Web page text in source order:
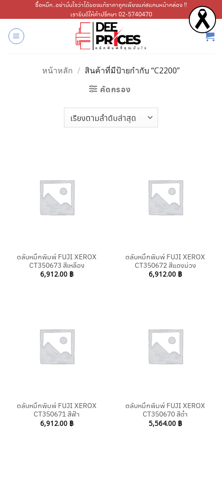
ไป
เนื้อหา
ซื้อหมึก..อย่ามั่นใจว่าได้ของแท้ราคาถูกเพียงแค่สแกนหน้ากล่อง !!
เรายินดีให้คำปรึกษา 02-5740470
หน้าหลัก / สินค้าที่มีป้ายกำกับ “C2200”
คัดกรอง
ตลับหมึกพิมพ์ FUJI XEROX
CT350673 สีเหลือง
6,912.00 ฿
ตลับหมึกพิมพ์ FUJI XEROX
CT350672 สีแดงม่วง
6,912.00 ฿
ตลับหมึกพิมพ์ FUJI XEROX
CT350671 สีฟ้า
6,912.00 ฿
ตลับหมึกพิมพ์ FUJI XEROX
CT350670 สีดำ
5,564.00 ฿